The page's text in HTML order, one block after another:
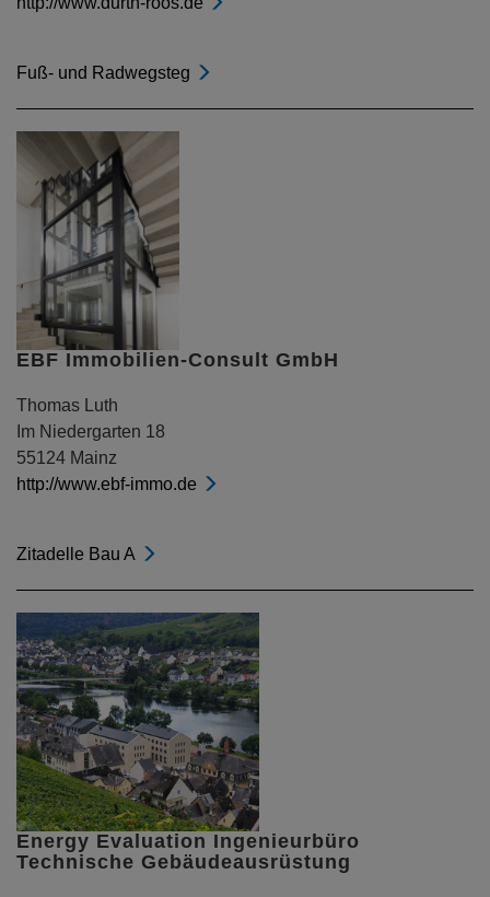
Fuß- und Radwegsteg
EBF Immobilien-Consult GmbH
Thomas Luth
Im Niedergarten 18
55124 Mainz
http://www.ebf-immo.de
Zitadelle Bau A
Energy Evaluation Ingenieurbüro
Technische Gebäudeausrüstung